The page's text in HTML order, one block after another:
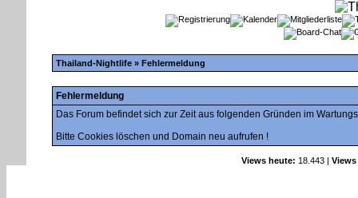
Thailand-Nightlife » Fehlermeldung
Fehlermeldung
Das Forum befindet sich zur Zeit aus folgenden Gründen im
Bitte Cookies löschen und Domain neu aufrufen !
Views heute: 18.443 |